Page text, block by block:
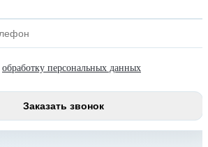
обработку персональных данных